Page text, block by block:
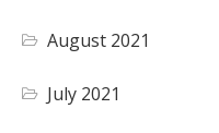
August 2021
July 2021